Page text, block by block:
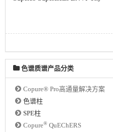
色谱质谱产品分类
Copure® Pro高通量解决方案
色谱柱
SPE柱
Copure® QuEChERS